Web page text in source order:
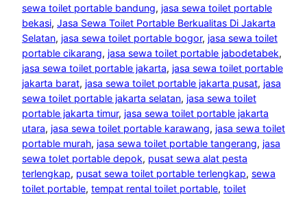
sewa toilet portable bandung, jasa sewa toilet portable
bekasi, Jasa Sewa Toilet Portable Berkualitas Di Jakarta
Selatan, jasa sewa toilet portable bogor, jasa sewa toilet
portable cikarang, jasa sewa toilet portable jabodetabek
jasa sewa toilet portable jakarta, jasa sewa toilet portable
jakarta barat, jasa sewa toilet portable jakarta pusat, jasa
sewa toilet portable jakarta selatan, jasa sewa toilet
portable jakarta timur, jasa sewa toilet portable jakarta
utara, jasa sewa toilet portable karawang, jasa sewa toilet
portable murah, jasa sewa toilet portable tangerang, jasa
sewa tolet portable depok, pusat sewa alat pesta
terlengkap, pusat sewa toilet portable terlengkap, sewa
toilet portable, tempat rental toilet portable, toilet